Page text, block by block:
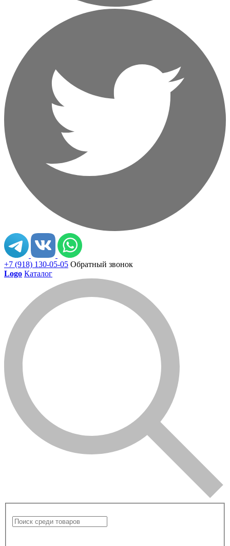
+7 (918) 130-05-05 Обратный звонок
Logo Каталог